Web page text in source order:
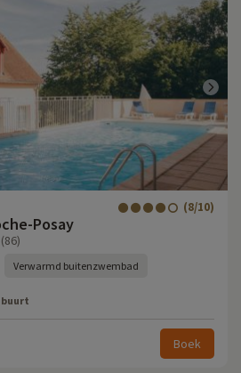
Posay
(8/10)
Verwarmd buitenzwembad
Boek